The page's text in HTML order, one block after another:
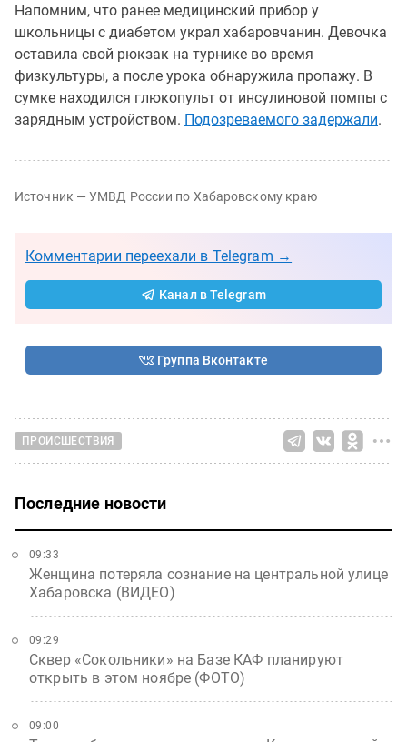
Напомним, что ранее медицинский прибор у
школьницы с диабетом украл хабаровчанин. Девочка
оставила свой рюкзак на турнике во время
физкультуры, а после урока обнаружила пропажу. В
сумке находился глюкопульт от инсулиновой помпы с
зарядным устройством. Подозреваемого задержали.
Источник — УМВД России по Хабаровскому краю
Комментарии переехали в Telegram →
Канал в Telegram
Группа Вконтакте
ПРОИСШЕСТВИЯ
Последние новости
Женщина потеряла сознание на центральной улице
Хабаровска (ВИДЕО)
09:33
Сквер «Сокольники» на Базе КАФ планируют
открыть в этом ноябре (ФОТО)
09:29
09:00